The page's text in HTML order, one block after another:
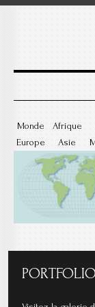
Monde
Europe
Afrique
Asie